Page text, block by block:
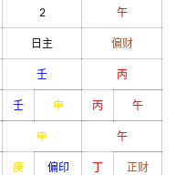
2 午
日主 偏财
壬 丙
壬 申 丙 午
申 午
庚 偏印 丁 正财